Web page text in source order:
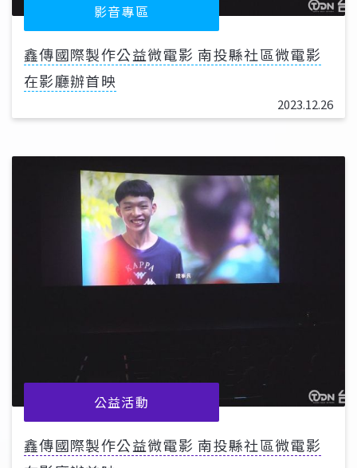
影音專區
鑫傳國際製作公益微電影 南投縣社區微電影
在影廳辦首映
2023.12.26
公益活動
鑫傳國際製作公益微電影 南投縣社區微電影